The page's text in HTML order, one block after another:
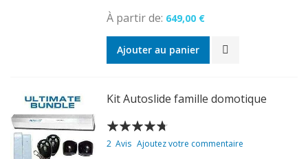
À partir de 649,00 €
Ajouter au panier
Kit Autoslide famille domotique
Évaluation:
90
% of100
2 Avis Ajoutez votre commentaire